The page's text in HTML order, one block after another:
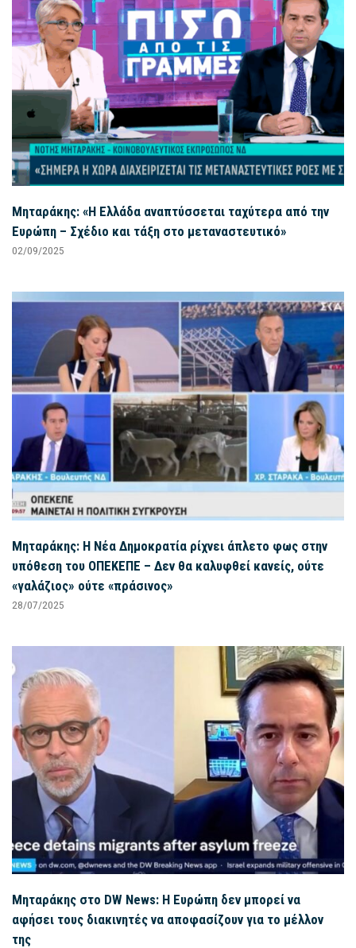
Μηταράκης: «Η Ελλάδα αναπτύσσεται ταχύτερα από την
Ευρώπη – Σχέδιο και τάξη στο μεταναστευτικό»
02/09/2025
Μηταράκης: Η Νέα Δημοκρατία ρίχνει άπλετο φως στην
υπόθεση του ΟΠΕΚΕΠΕ – Δεν θα καλυφθεί κανείς, ούτε
«γαλάζιος» ούτε «πράσινος»
28/07/2025
Μηταράκης στο DW News: Η Ευρώπη δεν μπορεί να
αφήσει τους διακινητές να αποφασίζουν για το μέλλον
της